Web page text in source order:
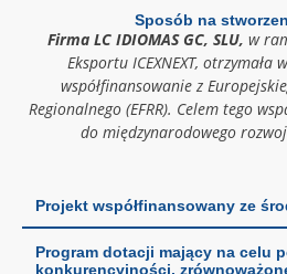
Sposób na
Firma LC IDIOMAS GC, SLU, w
Eksportu ICEXNEXT, otrzymała
współfinansowanie z
Regionalnego (EFRR). Celem tego
do międzynarodowego
Projekt współfinansowany ze
Program dotacji mający na celu
konkurencyjności,